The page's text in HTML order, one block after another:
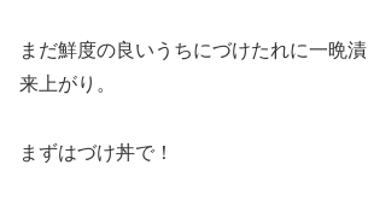
まだ鮮度の良いうちにづけたれに一晩
来上がり。
まずはづけ丼で！